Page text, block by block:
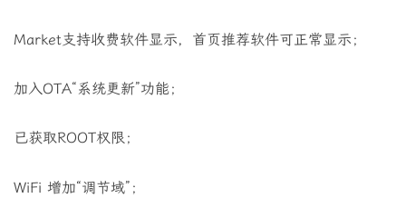
Market支持收费软件显示，首页推荐软件可正常显示；
加入OTA“系统更新”功能；
已获取ROOT权限；
WiFi 增加“调节域”；